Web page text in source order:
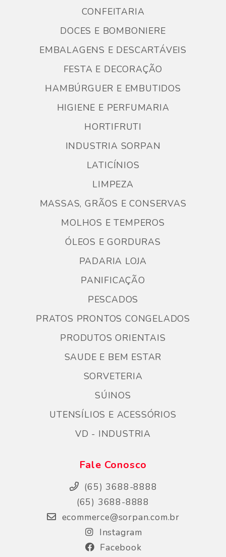
CONFEITARIA
DOCES E BOMBONIERE
EMBALAGENS E DESCARTÁVEIS
FESTA E DECORAÇÃO
HAMBÚRGUER E EMBUTIDOS
HIGIENE E PERFUMARIA
HORTIFRUTI
INDUSTRIA SORPAN
LATICÍNIOS
LIMPEZA
MASSAS, GRÃOS E CONSERVAS
MOLHOS E TEMPEROS
ÓLEOS E GORDURAS
PADARIA LOJA
PANIFICAÇÃO
PESCADOS
PRATOS PRONTOS CONGELADOS
PRODUTOS ORIENTAIS
SAUDE E BEM ESTAR
SORVETERIA
SÚINOS
UTENSÍLIOS E ACESSÓRIOS
VD - INDUSTRIA
Fale Conosco
(65) 3688-8888
(65) 3688-8888
ecommerce@sorpan.com.br
Instagram
Facebook